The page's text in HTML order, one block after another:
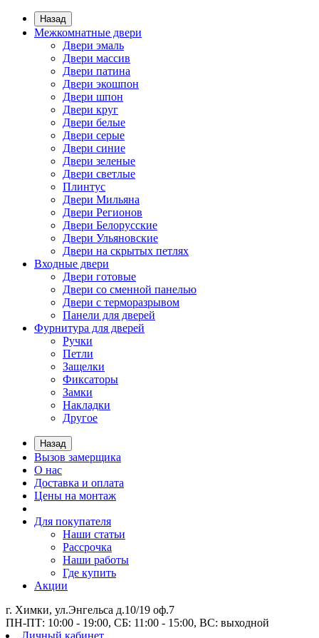
Назад
Межкомнатные двери
Двери эмаль
Двери массив
Двери патина
Двери экошпон
Двери шпон
Двери круг
Двери белые
Двери серые
Двери синие
Двери зеленые
Двери светлые
Плинтус
Двери Мильяна
Двери Регионов
Двери Белорусские
Двери Ульяновские
Двери на скрытых петлях
Входные двери
Двери готовые
Двери со сменной панелью
Двери с терморазрывом
Панели для дверей
Фурнитура для дверей
Ручки
Петли
Защелки
Фиксаторы
Замки
Накладки
Другое
Назад
Вызов замерщика
О нас
Доставка и оплата
Цены на монтаж
Для покупателя
Наши статьи
Рассрочка
Наши работы
Где купить
Акции
г. Химки, ул.Энгельса д.10/19 оф.7
ПН-ПТ: 10:00 - 19:00, СБ: 11:00 - 15:00, ВС: выходной
Личный кабинет